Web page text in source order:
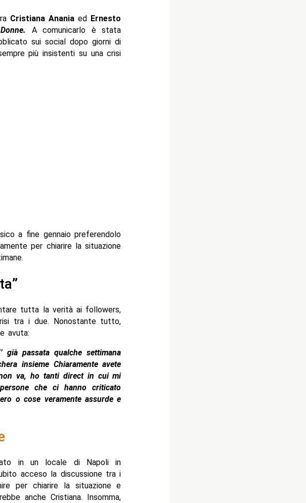
Cristiana Anania ed
Ernesto
A comunicarlo è stata
sui social dopo giorni di
più insistenti su una crisi
a fine gennaio preferendolo
per chiarire la situazione
tutta la verità ai followers,
tra i due. Nonostante tutto,
avuta:
già passata qualche settimana
insieme Chiaramente avete
va, ho tanti direct in cui mi
che ci hanno criticato
o cose veramente assurde e
in un locale di Napoli in
acceso la discussione tra i
per chiarire la situazione e
anche Cristiana. Insomma,